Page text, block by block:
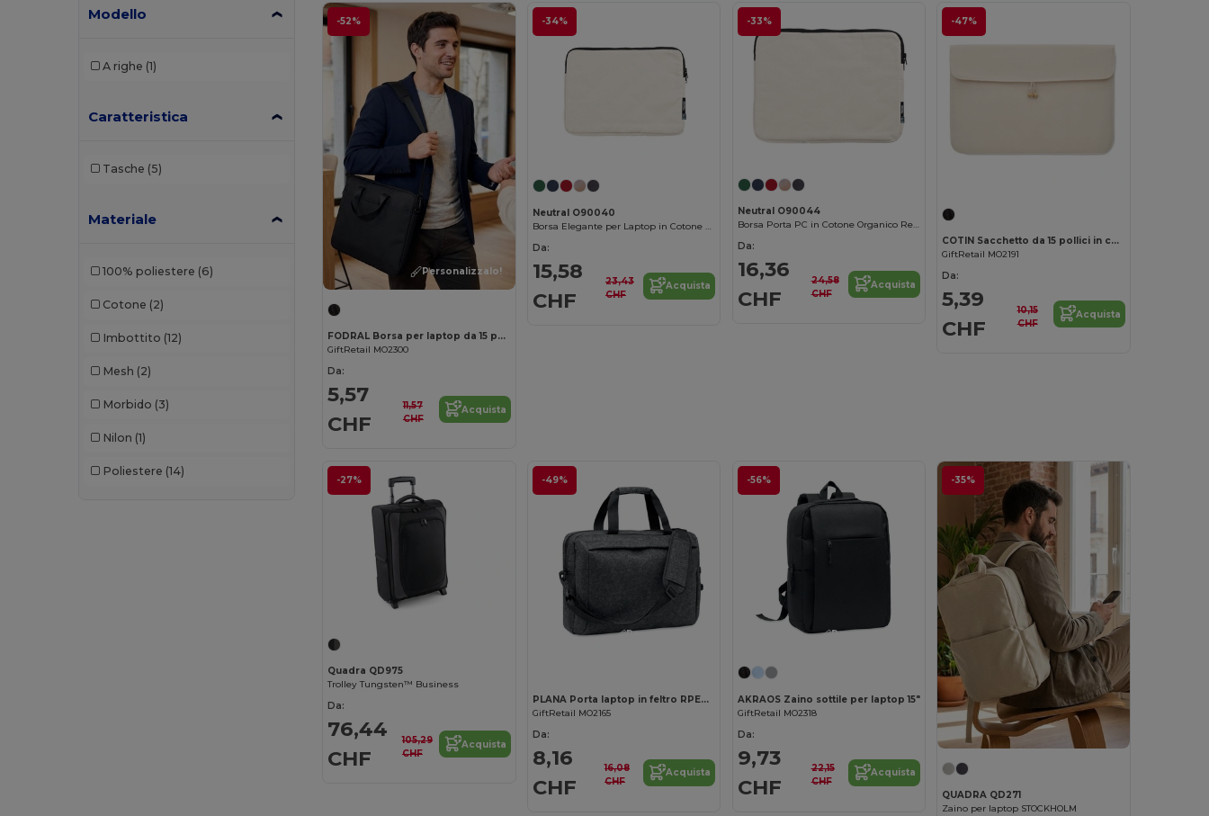
Modello
A righe (1)
Caratteristica
Tasche (5)
Materiale
100% poliestere (6)
Cotone (2)
Imbottito (12)
Mesh (2)
Morbido (3)
Nilon (1)
Poliestere (14)
-52%
Personalizzalo!
FODRAL Borsa per laptop da 15 pollici
GiftRetail MO2300
Da:
5,57
CHF
11,57
CHF
Acquista
-34%
Neutral O90040
Borsa Elegante per Laptop in Cotone Organico
Da:
15,58
CHF
23,43
CHF
Acquista
-33%
Neutral O90044
Borsa Porta PC in Cotone Organico Resistente
Da:
16,36
CHF
24,58
CHF
Acquista
-47%
COTIN Sacchetto da 15 pollici in cotone
GiftRetail MO2191
Da:
5,39
CHF
10,15
CHF
Acquista
-27%
Quadra QD975
Trolley Tungsten™ Business
Da:
76,44
CHF
105,29
CHF
Acquista
-49%
Personalizzalo!
PLANA Porta laptop in feltro RPET 15"
GiftRetail MO2165
Da:
8,16
CHF
16,08
CHF
Acquista
-56%
Personalizzalo!
AKRAOS Zaino sottile per laptop 15"
GiftRetail MO2318
Da:
9,73
CHF
22,15
CHF
Acquista
-35%
QUADRA QD271
Zaino per laptop STOCKHOLM